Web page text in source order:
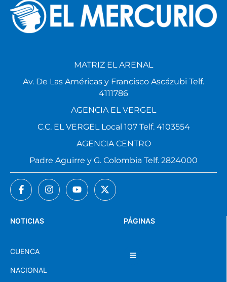
PÁGINAS
NOTICIAS
CUENCA
NACIONAL
MATRIZ EL ARENAL
Av. De Las Américas y Francisco Ascázubi Telf.
4111786
AGENCIA EL VERGEL
C.C. EL VERGEL Local 107 Telf. 4103554
AGENCIA CENTRO
Padre Aguirre y G. Colombia Telf. 2824000